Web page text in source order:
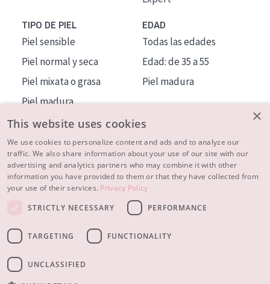
TIPO DE PIEL
Piel sensible
Piel normal y seca
Piel mixata o grasa
Piel madura
Piel expuesta al sol
Piel menopáusica
EDAD
Todas las edades
Edad: de 35 a 55
Piel madura
MÁS SOBRE NOSOTROS
INSPIRACIÓN
CONTACTO
© 2023 - 2026 Diadermine
×
This website uses cookies
We use cookies to personalize content and ads and to analyze our
traffic. We also share information about your use of our site with our
advertising and analytics partners who may combine it with other
information you have provided to them or that they have collected from
your use of their services. Privacy Policy
STRICTLY NECESSARY
PERFORMANCE
TARGETING FUNCTIONALITY
UNCLASSIFIED